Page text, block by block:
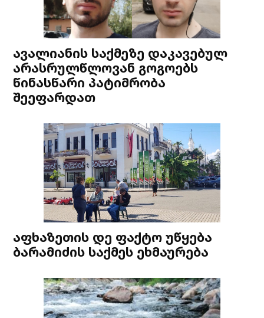
ავალიანის საქმეზე დაკავებულ
არასრულწლოვან გოგოებს
წინასწარი პატიმრობა
შეეფარდათ
აფხაზეთის დე ფაქტო უწყება
ბარამიძის საქმეს ეხმაურება